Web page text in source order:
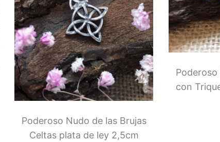
Poderoso Nudo de las Brujas
Celtas plata de ley 2,5cm
Poderoso
con